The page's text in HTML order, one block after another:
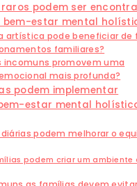
podem ser
estar mental
artística pode beneficiar de
familiares?
incomuns promovem uma
mais profunda?
podem implementar
estar mental
podem melhorar o
podem criar um ambiente